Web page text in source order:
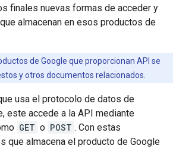
finales nuevas formas de acceder y
almacenan en esos productos de
de Google que proporcionan API se
y otros documentos relacionados.
usa el protocolo de datos de
este accede a la API mediante
GET o POST . Con estas
que almacena el producto de Google